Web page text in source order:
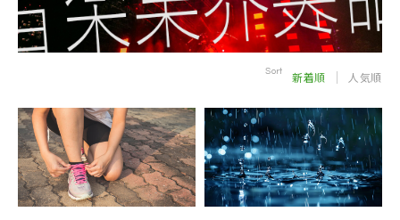
Sort 新着順 人気順